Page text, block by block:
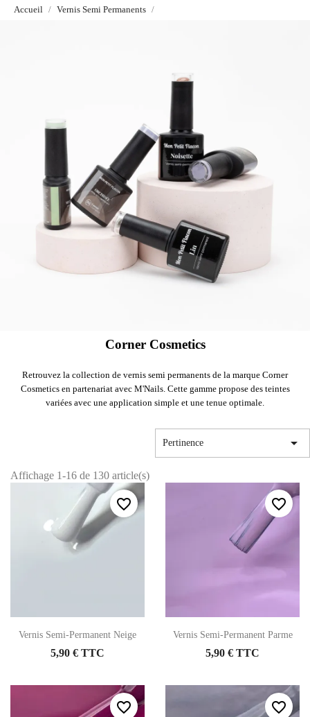
Accueil Vernis Semi Permanents
Corner Cosmetics
Retrouvez la collection de vernis semi permanents de la marque Corner
Cosmetics en partenariat avec M'Nails. Cette gamme propose des teintes
variées avec une application simple et une tenue optimale.
Pertinence 
Affichage 1-16 de 130 article(s)
Vernis Semi-Permanent Neige
5,90 € TTC
favorite_border
Vernis Semi-Permanent Parme
5,90 € TTC
favorite_border
favorite_border favorite_border